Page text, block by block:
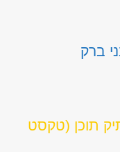
תוכן (טקסט